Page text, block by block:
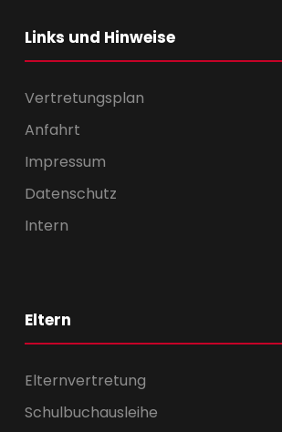
Links und Hinweise
Vertretungsplan
Anfahrt
Impressum
Datenschutz
Intern
Eltern
Elternvertretung
Schulbuchausleihe